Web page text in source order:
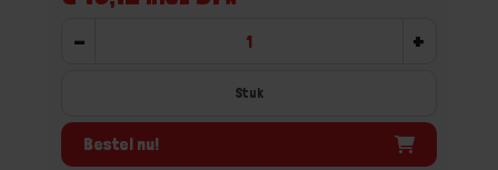
- +
Stuk
Bestel nu!